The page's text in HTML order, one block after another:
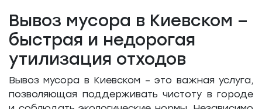
Вывоз мусора в Киевском –
быстрая и недорогая
утилизация отходов
Вывоз мусора в Киевском – это важная услуга,
позволяющая поддерживать чистоту в городе